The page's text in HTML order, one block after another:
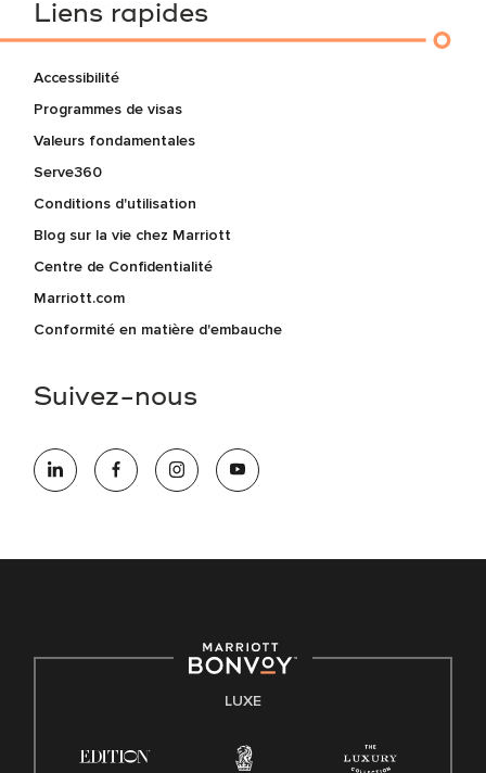
Liens rapides
Accessibilité
Programmes de visas
Valeurs fondamentales
Serve360
Conditions d'utilisation
Blog sur la vie chez Marriott
Centre de Confidentialité
Marriott.com
Conformité en matière d'embauche
Suivez-nous
LUXE